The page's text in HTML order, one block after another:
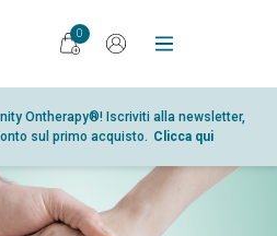
PRODOTTI
DIARIO
RICERCA
PUNTI VENDITA
0
Ontherapy®! Iscriviti alla newsletter,
sul primo acquisto. Clicca qui